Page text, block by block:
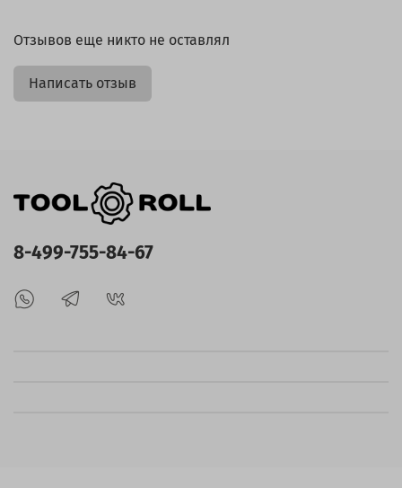
Отзывов еще никто не оставлял
Написать отзыв
8-499-755-84-67